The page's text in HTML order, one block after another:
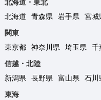
北海道・東北
北海道
青森県 岩手県 宮城
関東
東京都
神奈川県 埼玉県 千
信越・北陸
新潟県
長野県 富山県 石川
東海